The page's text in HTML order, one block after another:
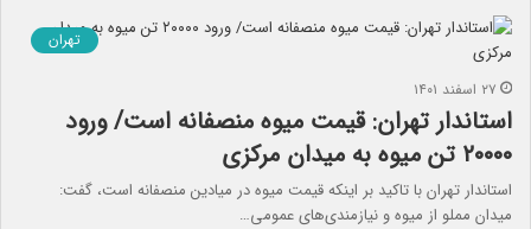
تهران
۲۷ اسفند ۱۴۰۱
استاندار تهران: قیمت میوه منصفانه است/ ورود
۲۰۰۰۰ تن میوه به میدان مرکزی
استاندار تهران با تاکید بر اینکه قیمت میوه در میادین منصفانه است، گفت:
میدان مملو از میوه و نیازمندی‌های عمومی…